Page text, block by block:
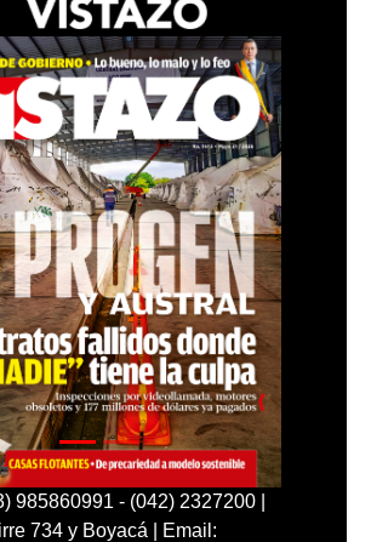
985860991 - (042) 2327200 |
734 y Boyacá | Email: